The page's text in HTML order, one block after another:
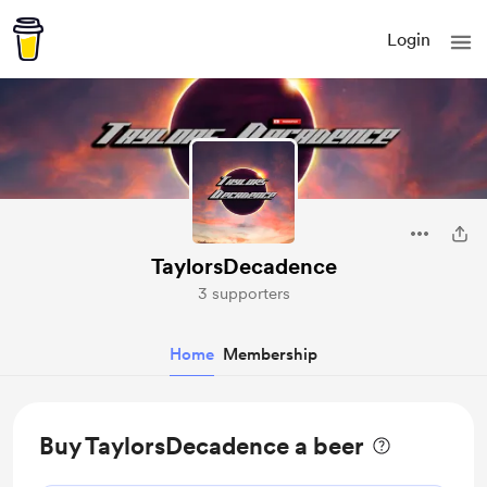
Login
TaylorsDecadence
3 supporters
Home Membership
Buy TaylorsDecadence a beer